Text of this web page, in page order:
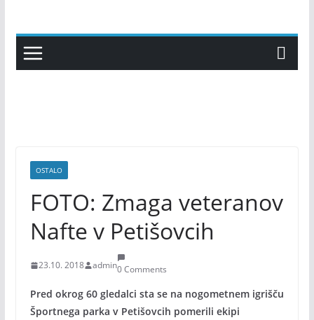
content
OSTALO
FOTO: Zmaga veteranov
Nafte v Petišovcih
23.10. 2018 admin0 Comments
Pred okrog 60 gledalci sta se na nogometnem igrišču
Športnega parka v Petišovcih pomerili ekipi